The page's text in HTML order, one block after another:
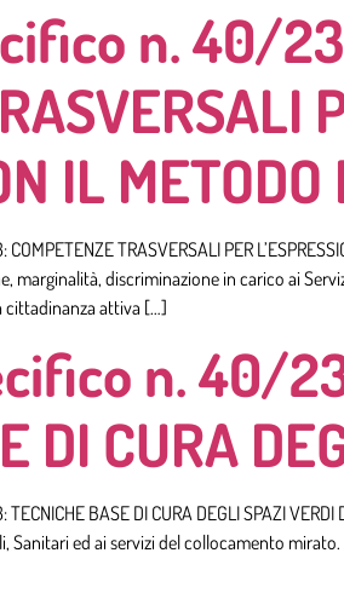
n. 40/
IL
TRASVERSALI PER
marginalità, discriminazione in carico ai
cittadinanza attiva […]
n. 40/
DI CURA
BASE DI CURA DEGLI SPAZI
Sanitari ed ai servizi del collocamento